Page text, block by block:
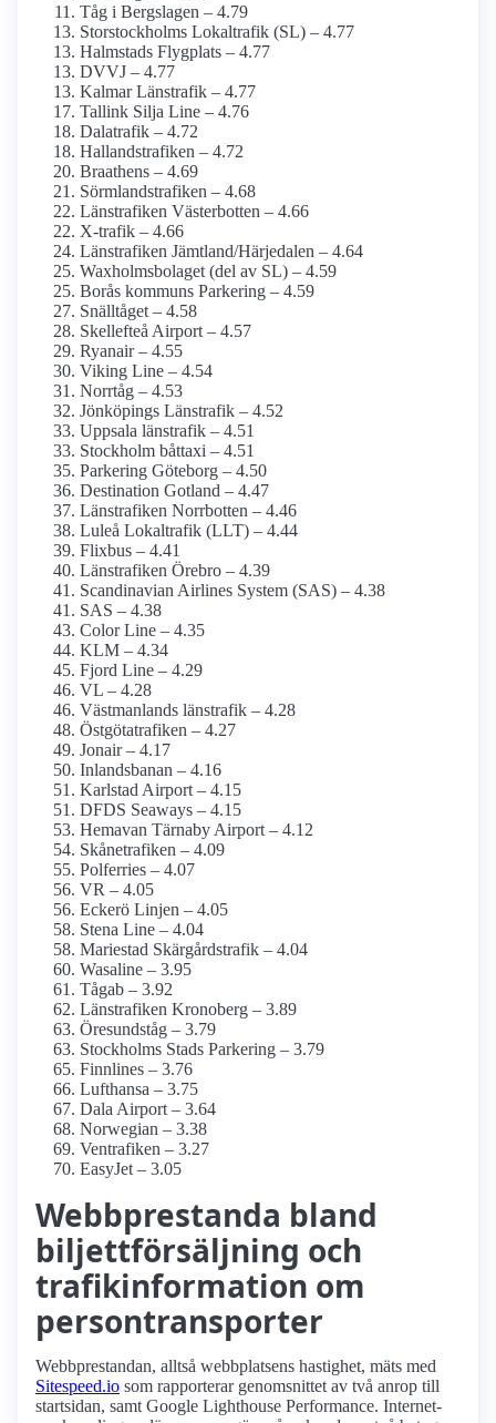
Tåg i Bergslagen – 4.79
Storstockholms Lokaltrafik (SL) – 4.77
Halmstads Flygplats – 4.77
DVVJ – 4.77
Kalmar Länstrafik – 4.77
Tallink Silja Line – 4.76
Dalatrafik – 4.72
Hallandstrafiken – 4.72
Braathens – 4.69
Sörmlandstrafiken – 4.68
Länstrafiken Västerbotten – 4.66
X-trafik – 4.66
Länstrafiken Jämtland/Härjedalen – 4.64
Waxholms­bolaget (del av SL) – 4.59
Borås kommuns Parkering – 4.59
Snälltåget – 4.58
Skellefteå Airport – 4.57
Ryanair – 4.55
Viking Line – 4.54
Norrtåg – 4.53
Jönköpings Länstrafik – 4.52
Uppsala länstrafik – 4.51
Stockholm båttaxi – 4.51
Parkering Göteborg – 4.50
Destination Gotland – 4.47
Länstrafiken Norrbotten – 4.46
Luleå Lokaltrafik (LLT) – 4.44
Flixbus – 4.41
Länstrafiken Örebro – 4.39
Scandinavian Airlines System (SAS) – 4.38
SAS – 4.38
Color Line – 4.35
KLM – 4.34
Fjord Line – 4.29
VL – 4.28
Västmanlands länstrafik – 4.28
Östgötatrafiken – 4.27
Jonair – 4.17
Inlandsbanan – 4.16
Karlstad Airport – 4.15
DFDS Seaways – 4.15
Hemavan Tärnaby Airport – 4.12
Skånetrafiken – 4.09
Polferries – 4.07
VR – 4.05
Eckerö Linjen – 4.05
Stena Line – 4.04
Mariestad Skärgårdstrafik – 4.04
Wasaline – 3.95
Tågab – 3.92
Länstrafiken Kronoberg – 3.89
Öresundståg – 3.79
Stockholms Stads Parkering – 3.79
Finnlines – 3.76
Lufthansa – 3.75
Dala Airport – 3.64
Norwegian – 3.38
Ventrafiken – 3.27
EasyJet – 3.05
Webbprestanda bland
biljettförsäljning och
trafikinformation om
persontransporter
Webbprestandan, alltså webbplatsens hastighet, mäts med
Sitespeed.io som rapporterar genomsnittet av två anrop till
startsidan, samt Google Lighthouse Performance. Internet­